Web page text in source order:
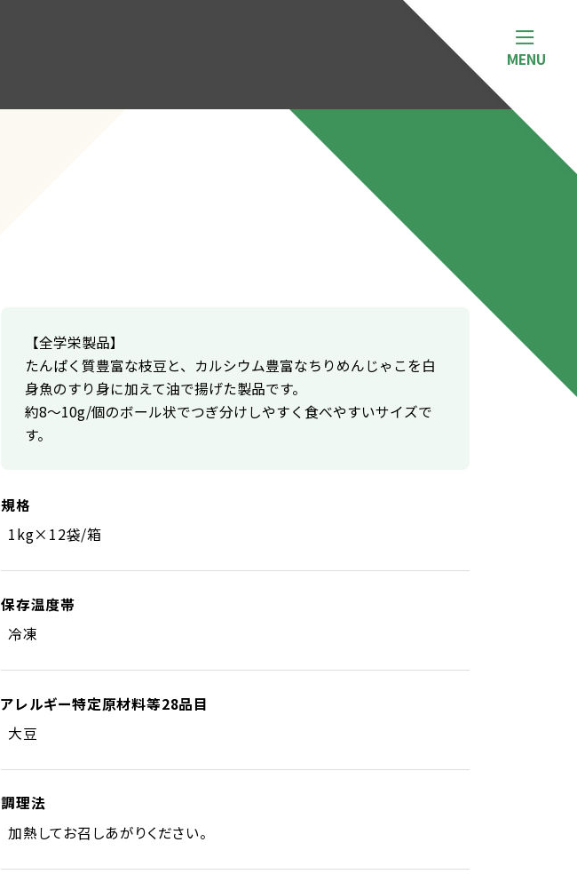
【全学栄製品】
たんぱく質豊富な枝豆と、カルシウム豊富なちりめんじゃこを白
身魚のすり身に加えて油で揚げた製品です。
約8～10g/個のボール状でつぎ分けしやすく食べやすいサイズで
す。
規格
1kg×12袋/箱
保存温度帯
冷凍
アレルギー特定原材料等28品目
大豆
調理法
加熱してお召しあがりください。